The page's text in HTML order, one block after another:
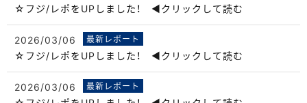
☆フジ/レポをUPしました！ ◀クリックして読む
2026/03/06 最新レポート
☆フジ/レポをUPしました！ ◀クリックして読む
2026/03/06 最新レポート